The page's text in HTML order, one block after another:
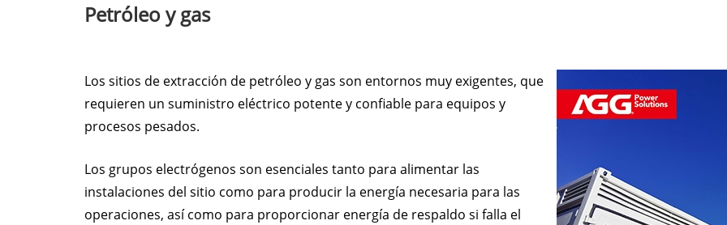
SERIE P 10-220 KVA
SERIE DE 22-250 KVA
SERIE V 94-285 KVA
SERIE S
SERIE V
Petróleo y gas
Los sitios de extracción de petróleo y gas son entornos muy exigentes, que
requieren un suministro eléctrico potente y confiable para equipos y
procesos pesados.
Los grupos electrógenos son esenciales tanto para alimentar las
instalaciones del sitio como para producir la energía necesaria para las
operaciones, así como para proporcionar energía de respaldo si falla el